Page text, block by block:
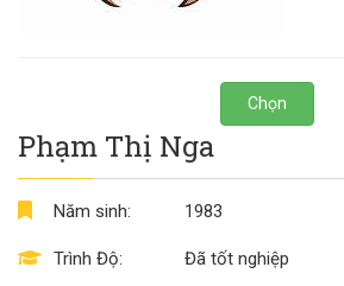
Chọn
Phạm Thị Nga
Năm sinh:
Trình Độ:
1983
Đã tốt nghiệp